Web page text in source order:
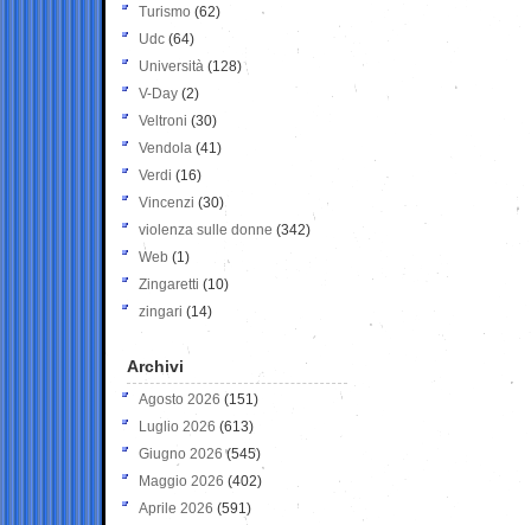
Turismo (62)
Udc (64)
Università (128)
V-Day (2)
Veltroni (30)
Vendola (41)
Verdi (16)
Vincenzi (30)
violenza sulle donne (342)
Web (1)
Zingaretti (10)
zingari (14)
Archivi
Agosto 2026 (151)
Luglio 2026 (613)
Giugno 2026 (545)
Maggio 2026 (402)
Aprile 2026 (591)